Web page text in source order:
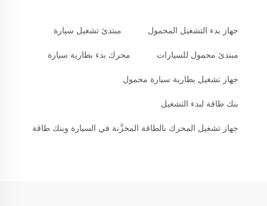
جهاز بدء التشغيل المحمول مبتدئ تشغيل سيارة
مبتدئ محمول للسيارات محرك بدء بطارية سيارة
جهاز تشغيل بطارية سيارة محمول
بنك طاقة لبدء التشغيل
جهاز تشغيل المحرك بالطاقة المخزَّنة في السيارة وبنك طاقة